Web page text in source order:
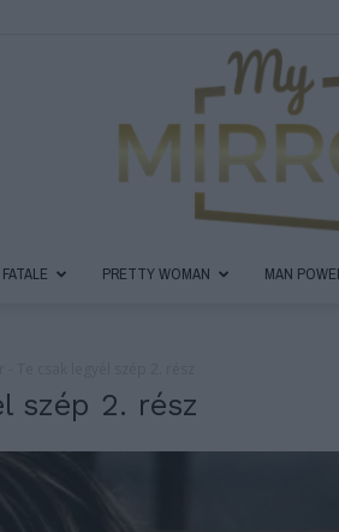
PRETTY WOMAN MAN
szép 2. rész